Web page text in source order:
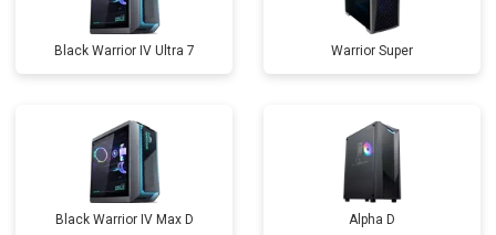
Black Warrior IV Ultra 7 Warrior Super
Black Warrior IV Max D Alpha D